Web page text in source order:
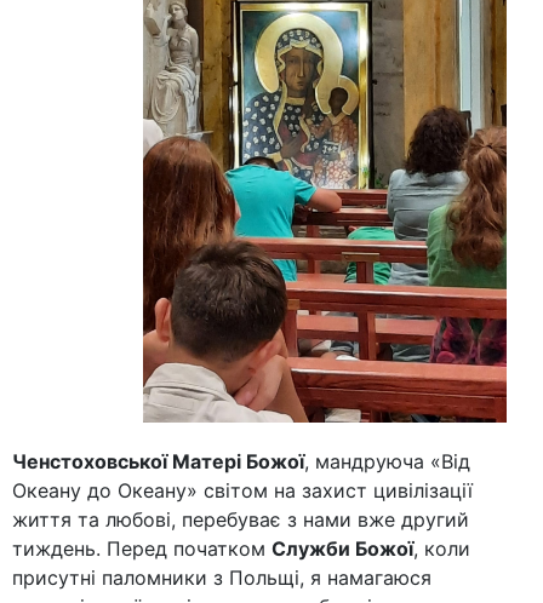
Ченстоховської Матері Божої, мандруюча «Від
Океану до Океану» світом на захист цивілізації
життя та любові, перебуває з нами вже другий
тиждень. Перед початком Служби Божої, коли
присутні паломники з Польщі, я намагаюся